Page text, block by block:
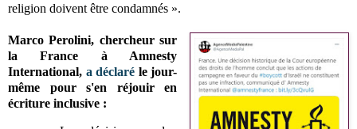
religion doivent être condamnés ».
Marco Perolini, chercheur sur
la France à Amnesty
International, a déclaré le jour-
même pour s'en réjouir en
écriture inclusive :